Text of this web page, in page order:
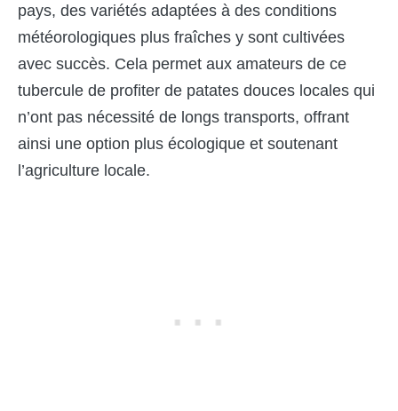
pays, des variétés adaptées à des conditions
météorologiques plus fraîches y sont cultivées
avec succès. Cela permet aux amateurs de ce
tubercule de profiter de patates douces locales qui
n’ont pas nécessité de longs transports, offrant
ainsi une option plus écologique et soutenant
l’agriculture locale.